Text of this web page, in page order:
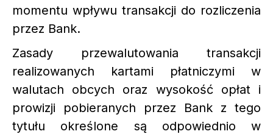
momentu wpływu transakcji do rozliczenia
przez Bank.
Zasady przewalutowania transakcji
realizowanych kartami płatniczymi w
walutach obcych oraz wysokość opłat i
prowizji pobieranych przez Bank z tego
tytułu określone są odpowiednio w